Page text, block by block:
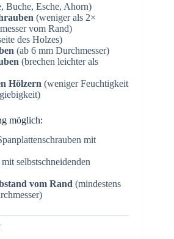
Buche, Esche, Ahorn)
(weniger als 2×
vom Rand)
des Holzes)
(ab 6 mm Durchmesser)
(brechen leichter als
Hölzern (weniger Feuchtigkeit
möglich:
mit
mit selbstschneidenden
vom Rand (mindestens